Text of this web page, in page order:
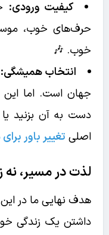
کیفیت ورودی:
حرف‌های خوب،
خوب. 🎶
انتخاب همیشگی:
جهان است. اما
دست به آن بزنید
اصلی تغییر باور
لذت در مسیر،
هدف نهایی ما در
داشتن یک زندگی